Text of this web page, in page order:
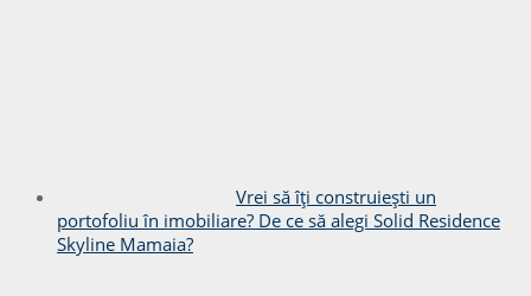
Vrei să îți construiești un
portofoliu în imobiliare? De ce să alegi Solid Residence
Skyline Mamaia?